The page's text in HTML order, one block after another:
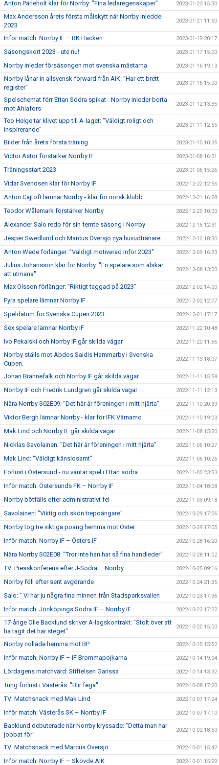
Anton Pärleholt klar för Norrby: "Fina ledaregenskaper" 2023-01-23 15:30
Max Andersson årets första målskytt när Norrby inledde
2023
2023-01-21 11:50
Inför match: Norrby IF – BK Häcken 2023-01-19 20:17
Säsongskort 2023 - ute nu! 2023-01-17 15:00
Norrby inleder försäsongen mot svenska mästarna 2023-01-16 19:13
Norrby lånar in allsvensk forward från AIK: "Har ett brett
register"
2023-01-16 15:00
Spelschemat förr Ettan Södra spikat - Norrby inleder borta
mot Ahlafors
2023-01-12 13:35
Teo Helge tar klivet upp till A-laget: "Väldigt roligt och
inspirerande"
2023-01-11 12:55
Bilder från årets första träning 2023-01-10 10:35
Victor Astor förstärker Norrby IF 2023-01-08 16:31
Träningsstart 2023 2023-01-06 15:26
Vidar Svendsen klar för Norrby IF 2022-12-22 12:56
Anton Cajtoft lämnar Norrby - klar för norsk klubb 2022-12-21 16:28
Teodor Wålemark förstärker Norrby 2022-12-20 10:00
Alexander Salo redo för sin femte säsong i Norrby 2022-12-16 12:31
Jesper Swedlund och Marcus Översjö nya huvudtränare 2022-12-12 18:30
Anton Wede förlänger: ”Väldigt motiverad inför 2023" 2022-12-09 16:33
Julius Johansson klar för Norrby: "En spelare som älskar
att utmana"
2022-12-08 13:00
Max Olsson förlänger: ”Riktigt taggad på 2023” 2022-12-02 14:00
Fyra spelare lämnar Norrby IF 2022-12-02 12:07
Speldatum för Svenska Cupen 2023 2022-12-01 17:17
Sex spelare lämnar Norrby IF 2022-11-22 10:48
Ivo Pekalski och Norrby IF går skilda vägar 2022-11-20 11:56
Norrby ställs mot Abdos Saidis Hammarby i Svenska
Cupen.
2022-11-13 18:07
Johan Brannefalk och Norrby IF går skilda vägar 2022-11-11 15:58
Norrby IF och Fredrik Lundgren går skilda vägar 2022-11-11 12:13
Nära Norrby S02E09: "Det här är föreningen i mitt hjärta" 2022-11-10 20:39
Viktor Bergh lämnar Norrby - klar för IFK Värnamo 2022-11-10 19:03
Mak Lind och Norrby IF går skilda vägar 2022-11-08 15:30
Nicklas Savolainen: "Det här är föreningen i mitt hjärta" 2022-11-06 10:27
Mak Lind: "Väldigt känslosamt" 2022-11-06 10:26
Förlust i Östersund - nu väntar spel i Ettan södra 2022-11-05 23:53
Inför match: Östersunds FK – Norrby IF 2022-11-04 18:08
Norrby bötfälls efter administrativt fel 2022-11-03 09:18
Savolainen: "Viktig och skön trepoängare" 2022-10-29 17:06
Norrby tog tre viktiga poäng hemma mot Öster 2022-10-29 17:05
Inför match: Norrby IF – Östers IF 2022-10-28 16:20
Nära Norrby S02E08: "Tror inte han har så fina handleder" 2022-10-28 11:02
TV: Presskonferens efter J-Södra – Norrby 2022-10-25 09:16
Norrby föll efter sent avgörande 2022-10-24 21:35
Salo: " Vi har ju några fina minnen från Stadsparksvallen 2022-10-23 17:36
Inför match: Jönköpings Södra IF – Norrby IF 2022-10-23 17:22
17-årige Olle Backlund skriver A-lagskontrakt: "Stolt över att
ha tagit det här steget"
2022-10-20 15:00
Norrby nollade hemma mot BP 2022-10-15 15:52
Inför match: Norrby IF – IF Brommapojkarna 2022-10-14 19:04
Lördagens matchvärd: Stiftelsen Garissa 2022-10-14 13:32
Tung förlust i Västerås: "Blir fega" 2022-10-08 17:20
TV: Matchsnack med Mak Lind 2022-10-07 17:24
Inför match: Västerås SK – Norrby IF 2022-10-07 17:10
Backlund debuterade när Norrby kryssade: "Detta man har
jobbat för"
2022-10-02 18:50
TV: Matchsnack med Marcus Översjö 2022-10-01 15:42
Inför match: Norrby IF – Skövde AIK 2022-10-01 15:29